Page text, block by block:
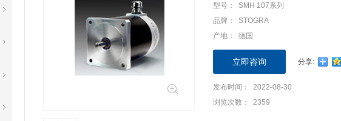
型号： SMH 107系列
品牌： STOGRA
产地： 德国
立即咨询 分享:
发布时间： 2022-08-30
浏览次数： 2359